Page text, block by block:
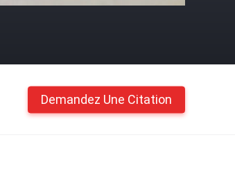
Demandez Une Citation